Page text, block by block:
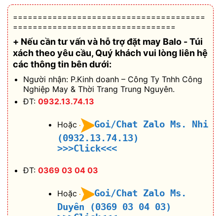
=======================================
=================================
+ Nếu cần tư vấn và hỗ trợđặt may Balo - Túi
xách theo yêu cầu, Quý khách vui lòng liên hệ
các thông tin bên dưới:
Người nhận: P.Kinh doanh – Công Ty Tnhh Công
Nghiệp May & Thời Trang Trung Nguyên.
ĐT: 0932.13.74.13
Hoặc
Goi/Chat Zalo Ms. Nhi
(0932.13.74.13)
>>>Click<<<
ĐT: 0369 03 04 03
Hoặc
Goi/Chat Zalo Ms.
Duyên (0369 03 04 03)